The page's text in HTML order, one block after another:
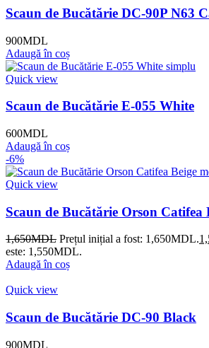
Scaun de Bucătărie DC-90P N63
900MDL
Adaugă în coș
Quick view
Scaun de Bucătărie E-055 White
600MDL
Adaugă în coș
-6%
Quick view
Scaun de Bucătărie Orson Catifea
1,650MDL Prețul inițial a fost: 1,650MDL.
este: 1,550MDL.
Adaugă în coș
Quick view
Scaun de Bucătărie DC-90 Black
900MDL